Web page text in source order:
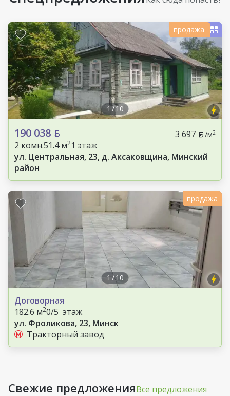
1/10
продажа
190 038 3 697 /м2
2 комн.51.4 м21 этаж
ул. Центральная, 23, д. Аксаковщина, Минский
район
1 /10
продажа
Договорная
182.6 м20/5 этаж
ул. Фроликова, 23, Минск
Тракторный завод
Свежие предложенияВсе предложения